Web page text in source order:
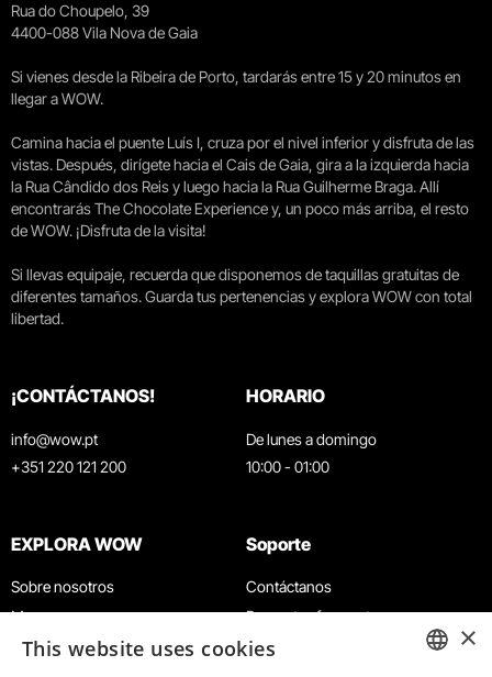
Rua do Choupelo, 39
4400-088 Vila Nova de Gaia
Si vienes desde la Ribeira de Porto, tardarás entre 15 y 20 minutos en
llegar a WOW.
Camina hacia el puente Luís I, cruza por el nivel inferior y disfruta de las
vistas. Después, dirígete hacia el Cais de Gaia, gira a la izquierda hacia
la Rua Cândido dos Reis y luego hacia la Rua Guilherme Braga. Allí
encontrarás The Chocolate Experience y, un poco más arriba, el resto
de WOW. ¡Disfruta de la visita!
Si llevas equipaje, recuerda que disponemos de taquillas gratuitas de
diferentes tamaños. Guarda tus pertenencias y explora WOW con total
libertad.
¡CONTÁCTANOS!
info@wow.pt
+351 220 121 200
HORARIO
De lunes a domingo
10:00 - 01:00
EXPLORA WOW
Sobre nosotros
Museos
Agenda
Soporte
Contáctanos
Preguntas frecuentes
Términos y condiciones
×
This website uses cookies